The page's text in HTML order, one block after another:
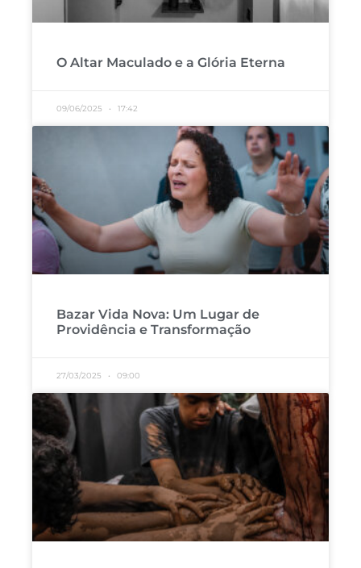
O Altar Maculado e a Glória Eterna
09/06/2025 17:42
Bazar Vida Nova: Um Lugar de
Providência e Transformação
27/03/2025 09:00